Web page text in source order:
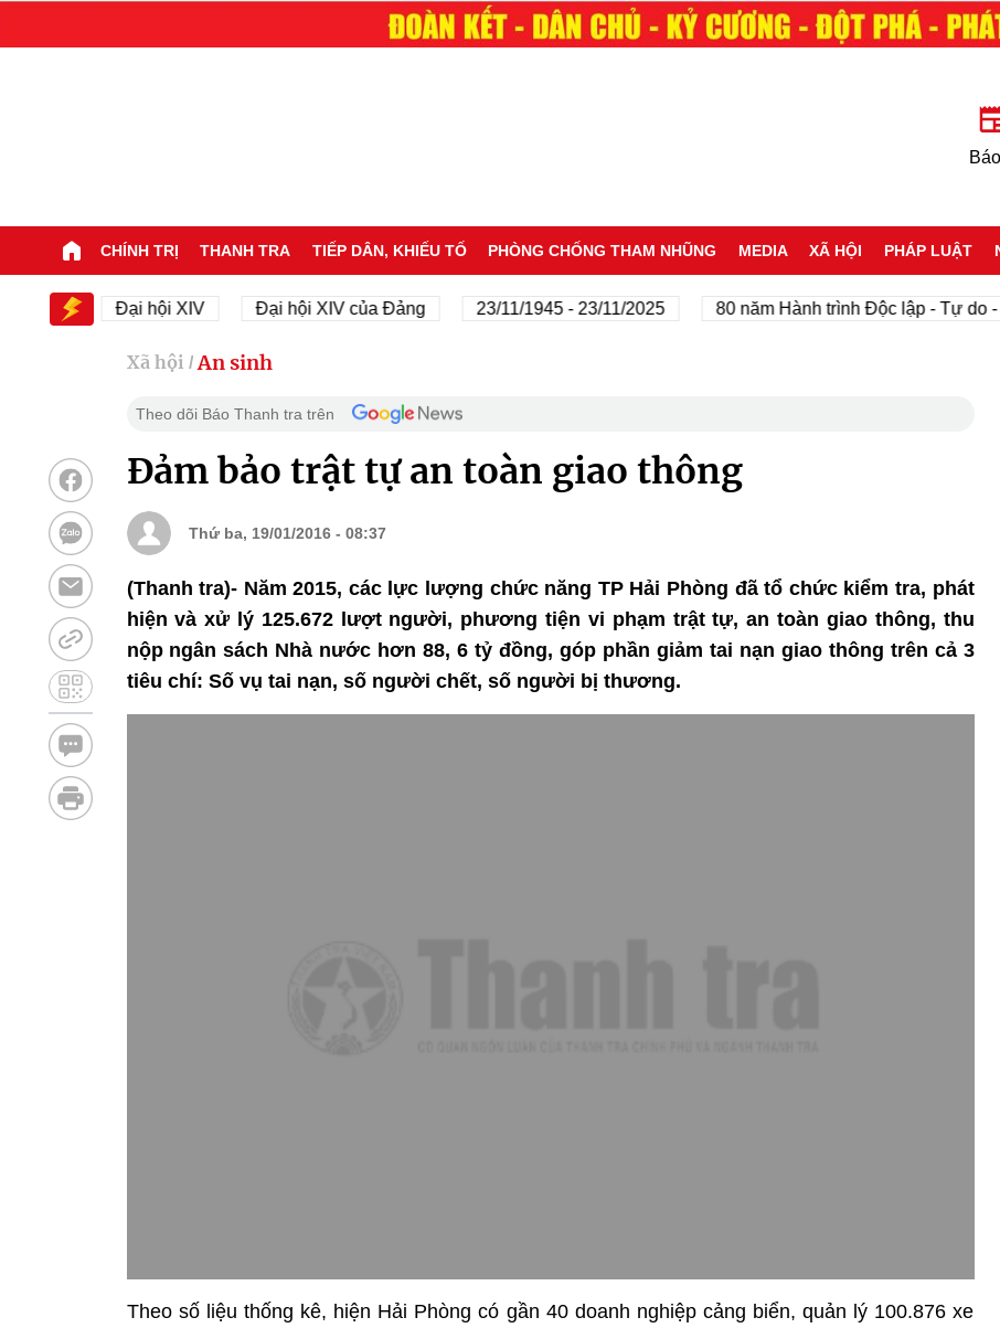
CHÍNH TRỊ THANH TRA TIẾP DÂN, KHIẾU TỐ PHÒNG CHỐNG THAM NHŨNG MEDIA XÃ HỘI PHÁP LUẬT
Đại hội XIV Đại hội XIV của Đảng 23/11/1945 - 23/11/2025 80 năm Hành trình Độc lập - Tự do - Hạnh
Xã hội / An sinh
Theo dõi Báo Thanh tra trên
Đảm bảo trật tự an toàn giao thông
Thứ ba, 19/01/2016 - 08:37
(Thanh tra)- Năm 2015, các lực lượng chức năng TP Hải Phòng đã tổ chức kiểm tra, phát
hiện và xử lý 125.672 lượt người, phương tiện vi phạm trật tự, an toàn giao thông, thu
nộp ngân sách Nhà nước hơn 88, 6 tỷ đồng, góp phần giảm tai nạn giao thông trên cả 3
tiêu chí: Số vụ tai nạn, số người chết, số người bị thương.
Theo số liệu thống kê, hiện Hải Phòng có gần 40 doanh nghiệp cảng biển, quản lý 100.876 xe